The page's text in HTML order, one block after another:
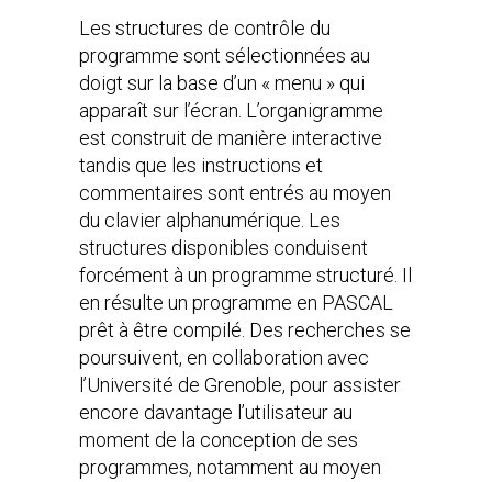
Les structures de contrôle du
programme sont sélectionnées au
doigt sur la base d’un « menu » qui
apparaît sur l’écran. L’organigramme
est construit de manière interactive
tandis que les instructions et
commentaires sont entrés au moyen
du clavier alphanumérique. Les
structures disponibles conduisent
forcément à un programme structuré. Il
en résulte un programme en PASCAL
prêt à être compilé. Des recherches se
poursuivent, en collaboration avec
l’Université de Grenoble, pour assister
encore davantage l’utilisateur au
moment de la conception de ses
programmes, notamment au moyen